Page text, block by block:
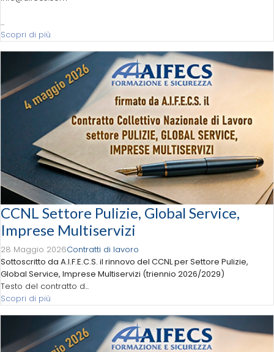
...
Scopri di più
CCNL Settore Pulizie, Global Service,
Imprese Multiservizi
28 Maggio 2026Contratti di lavoro
Sottoscritto da A.I.F.E.C.S. il rinnovo del CCNL per Settore Pulizie,
Global Service, Imprese Multiservizi (triennio 2026/2029)
Testo del contratto d...
Scopri di più